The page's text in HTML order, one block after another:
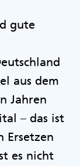
gute
aus dem
Jahren
– das ist
Ersetzen
es nicht